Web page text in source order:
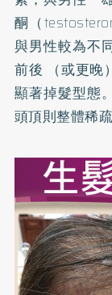
酮（
與男性較為不
前後 （或更晚
顯著掉髮型態
頭頂則整體稀疏